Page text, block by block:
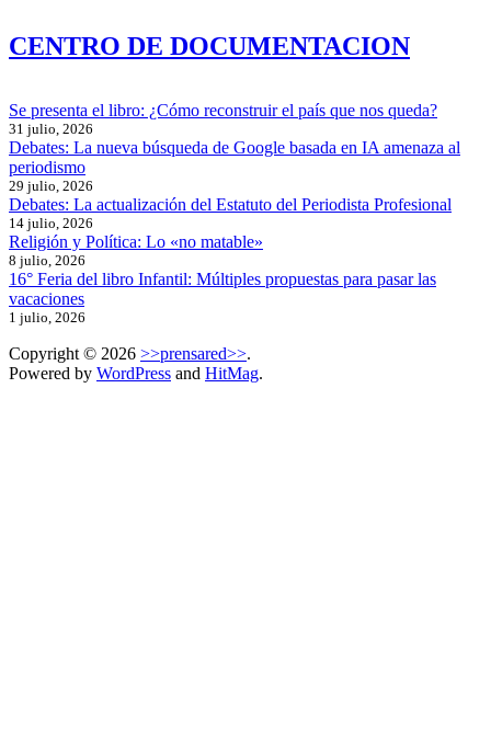
CENTRO DE DOCUMENTACION
Se presenta el libro: ¿Cómo reconstruir el país que nos queda?
31 julio, 2026
Debates: La nueva búsqueda de Google basada en IA amenaza al
periodismo
29 julio, 2026
Debates: La actualización del Estatuto del Periodista Profesional
14 julio, 2026
Religión y Política: Lo «no matable»
8 julio, 2026
16° Feria del libro Infantil: Múltiples propuestas para pasar las
vacaciones
1 julio, 2026
Copyright © 2026 >>prensared>>.
Powered by WordPress and HitMag.